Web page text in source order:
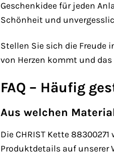
Geschenkidee für jeden
Schönheit und
Stellen Sie sich die Freude
von Herzen kommt und
FAQ – Häufig
Aus welchen
Die CHRIST Kette
Produktdetails auf unserer